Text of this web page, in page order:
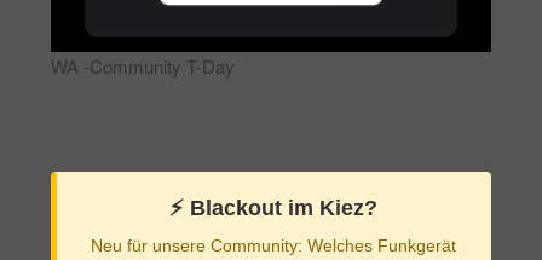
WA -Community T-Day
⚡️ Blackout im Kiez?
Neu für unsere Community: Welches Funkgerät